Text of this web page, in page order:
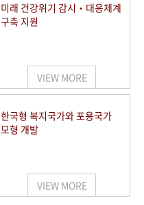
미래 건강위기 감시‧대응체계
구축 지원
VIEW MORE
한국형 복지국가와 포용국가
모형 개발
VIEW MORE